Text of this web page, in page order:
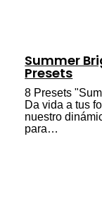
Summer
Presets
8 Presets
Da vida a tus
nuestro
para…